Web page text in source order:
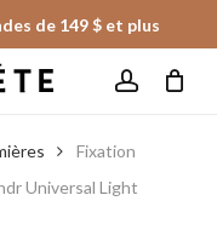
de 149 $ et plus
Fermer
le
panier
Fixation
Universal Light